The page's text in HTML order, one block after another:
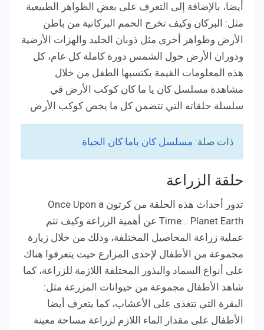
أيضا، بالإضافة إلى التعرف على بعض الظواهر الطبيعية
مثل: البركان وكيف تخرج الحمم البركانية من باطن
الأرض وظواهر أخرى مثل ذوبان الجليد والهزات الأرضية
ودوران الأرض حول الشمس دورة كاملة كل عام، كل
هذه المعلومات القيمة يكتسبها الطفل من خلال
مشاهدة مسلسل كان يا ما كان كوكب الأرض في
سلسلة حلقاته التي تتضمن كل ما يخص كوكب الأرض.
ذات صلة: مسلسل كان ياما كان الحياة
حلقة الزراعة
تدور أحداث هذه الحلقة من كرتون Once Upon a
Time… Planet Earth عن أهمية الزراعة وكيف تتم
عملية زراعة المحاصيل المختلفة، وذلك من خلال زيارة
مجموعة من الأطفال لإحدى المزارع حيث يتعرفوا هناك
على أنواع السماد والبذور المختلفة اللازمة للزراعة، كما
شاهد الأطفال مجموعة من حيوانات المزرعة مثل:
البقرة التي تتغذى على الأعشاب، كما يتعرف أيضا
الأطفال على مقدار الماء اللازم لزراعة مساحة معينة